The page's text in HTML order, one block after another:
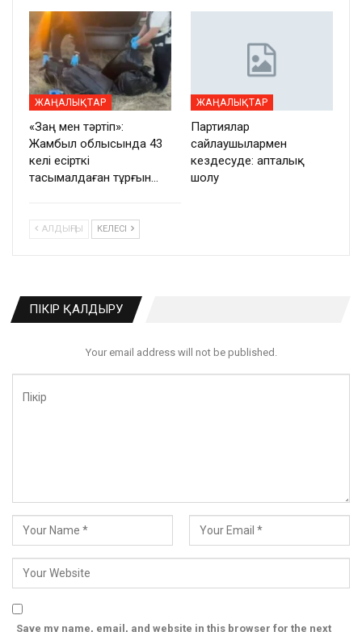
ЖАҢАЛЫҚТАР
«Заң мен тәртіп»:
Жамбыл облысында 43
келі есірткі
тасымалдаған тұрғын…
ЖАҢАЛЫҚТАР
Партиялар
сайлаушылармен
кездесуде: апталық
шолу
АЛДЫҢҒЫ КЕЛЕСІ
ПІКІР ҚАЛДЫРУ
Your email address will not be published.
Save my name, email, and website in this browser for the next